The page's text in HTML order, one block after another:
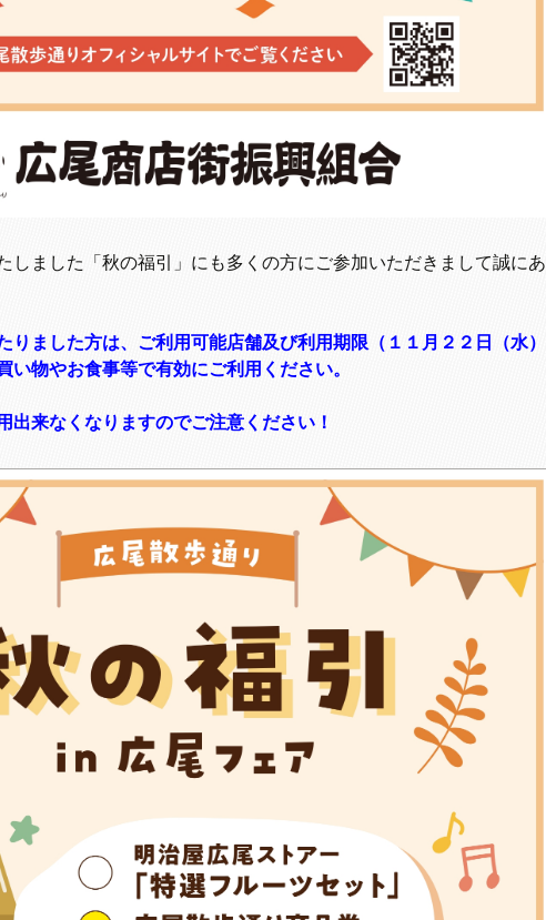
しました「秋の福引」にも多くの方にご参加いただきまして誠にあ
りました方は、ご利用可能店舗及び利用期限（１１月２２日（水）
い物やお食事等で有効にご利用ください。
出来なくなりますのでご注意ください！